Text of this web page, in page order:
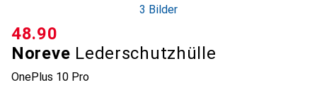
3 Bilder
Noreve Lederschutzhülle
OnePlus 10 Pro
CHF
48.90